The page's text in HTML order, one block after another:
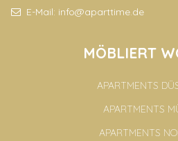
E-Mail: info@aparttime.de
MÖBLIERT
APARTMENTS
APARTMENTS
APARTMENTS